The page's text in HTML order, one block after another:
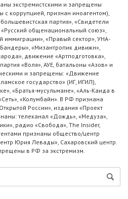
экстремистскими и запрещены
коррупцией, признан иноагентом),
партия», «Свидетели
общенациональный союз»,
иммиграции», «Правый сектор», УНА-
«Мизантропик дивижн»,
движение «Артподготовка»,
«Воля», АУЕ, батальоны «Азов» и
и запрещены: «Движение
государство» (ИГ, ИГИЛ),
«Братья-мусульмане», «Аль-Каида в
«Колумбайн». В РФ признана
России», издания «Проект
телеканал «Дождь», «Медуза»,
радио «Свобода», The Insider,
признаны общество/центр
Юрия Левады», Сахаровский центр.
в РФ за экстремизм.